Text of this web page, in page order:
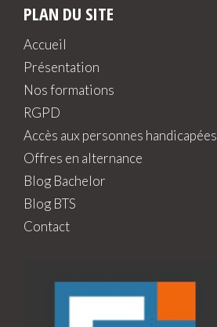
PLAN DU SITE
Accueil
Présentation
Nos formations
RGPD
Accès aux personnes handicapées
Offres en alternance
Blog Bachelor
Blog BTS
Contact